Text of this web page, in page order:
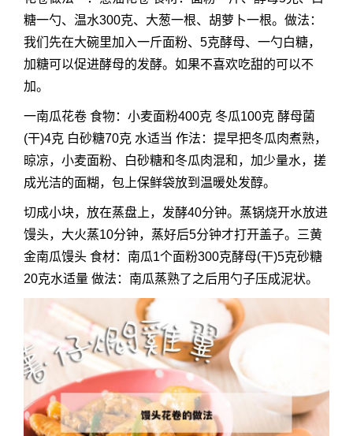
糖一勺、温水300克、大葱一根、胡萝卜一根。做法：
我们先在大碗里加入一斤面粉、5克酵母、一勺白糖，
加糖可以促进酵母的发酵。如果不喜欢吃甜的可以不
加。
一南瓜花卷 食物：小麦面粉400克 冬瓜100克 酵母菌
(干)4克 白砂糖70克 水适当 作法：提早把冬瓜肉煮熟，
晾凉，小麦面粉、白砂糖和冬瓜肉混和，加少量水，搓
成光洁的面糊，包上保鲜袋放到温暖处发醇。
切成小块，放在蒸盘上，发酵40分钟。蒸锅烧开水放进
馒头，大火蒸10分钟，蒸好后5分钟才打开盖子。三黄
金南瓜馒头 食材：南瓜1个面粉300克酵母(干)5克砂糖
20克水适量 做法：南瓜蒸熟了之后用勺子压成泥状。